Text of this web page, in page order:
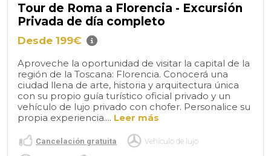
Tour de Roma a Florencia - Excursión
Privada de día completo
Desde 199€
Aproveche la oportunidad de visitar la capital de la
región de la Toscana: Florencia. Conocerá una
ciudad llena de arte, historia y arquitectura única
con su propio guía turístico oficial privado y un
vehículo de lujo privado con chofer. Personalice su
propia experiencia.... Leer más
Cancelación gratuita Vehículo de lujo